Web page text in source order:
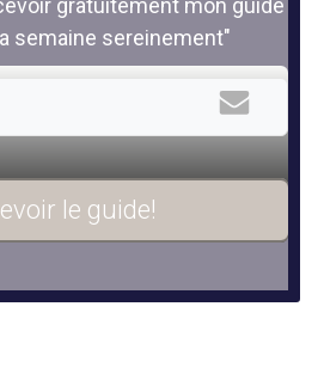
gratuitement mon guide
semaine sereinement"
le guide!